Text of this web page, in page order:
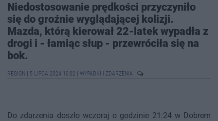
Niedostosowanie prędkości przyczyniło
się do groźnie wyglądającej kolizji.
Mazda, którą kierował 22-latek wypadła z
drogi i - łamiąc słup - przewróciła się na
bok.
REGION 5 LIPCA 2024 10:02 WYPADKI I ZDARZENIA
Do zdarzenia doszło wczoraj o godzinie 21:24 w Dobrem